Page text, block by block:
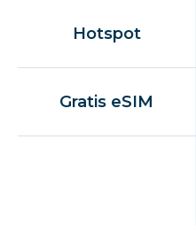
Hotspot
Gratis eSIM